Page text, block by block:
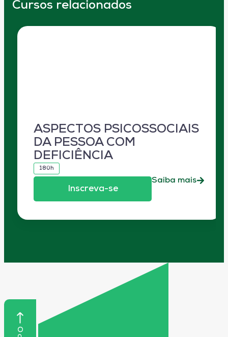
Cursos relacionados
ASPECTOS PSICOSSOCIAIS
DA PESSOA COM
DEFICIÊNCIA
180h
Inscreva-se
Saiba mais